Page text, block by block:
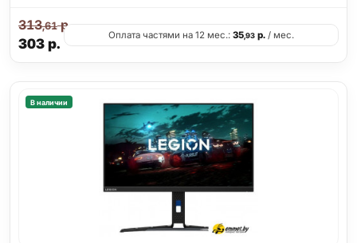
303р.
313,61р.
Оплата частями на 12 мес.: 35,93р./ мес.
В наличии